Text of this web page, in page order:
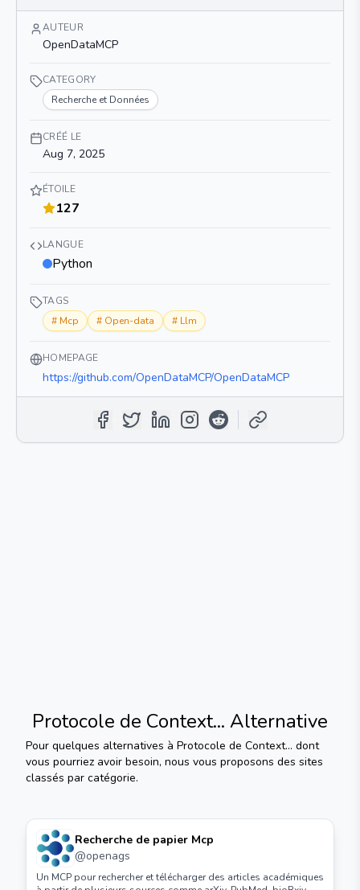
AUTEUR
OpenDataMCP
CATEGORY
Recherche et Données
CRÉÉ LE
Aug 7, 2025
ÉTOILE
127
LANGUE
Python
TAGS
# Mcp # Open-data # Llm
HOMEPAGE
https://github.com/OpenDataMCP/OpenDataMCP
Protocole de Context... Alternative
Pour quelques alternatives à Protocole de Context... dont
vous pourriez avoir besoin, nous vous proposons des sites
classés par catégorie.
Recherche de papier Mcp
@openags
Un MCP pour rechercher et télécharger des articles académiques